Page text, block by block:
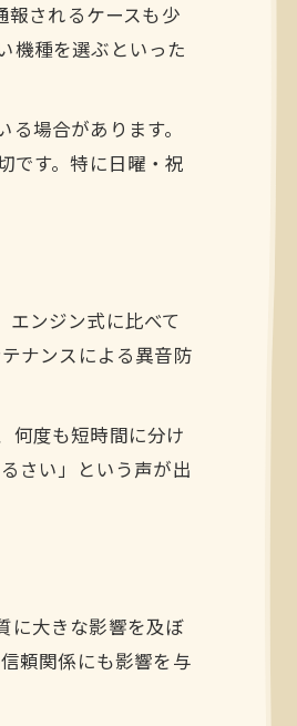
されるケースも少
機種を選ぶといった
場合があります。
です。特に日曜・祝
ンジン式に比べて
ナンスによる異音防
何度も短時間に分け
さい」という声が出
に大きな影響を及ぼ
頼関係にも影響を与